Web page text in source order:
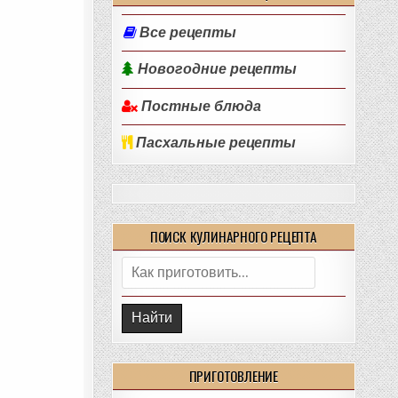
Все рецепты
Новогодние рецепты
Постные блюда
Пасхальные рецепты
ПОИСК КУЛИНАРНОГО РЕЦЕПТА
Поиск:
ПРИГОТОВЛЕНИЕ